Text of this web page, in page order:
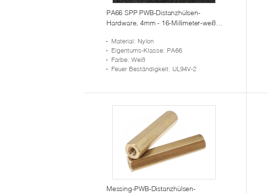
PA66 SPP PWB-Distanzhülsen-
Hardware, 4mm - 16-Millimeter-weiße
Material: Nylon
Eigentums-Klasse: PA66
Farbe: Weiß
Feuer Beständigkeit: UL94V-2
Messing-PWB-Distanzhülsen-